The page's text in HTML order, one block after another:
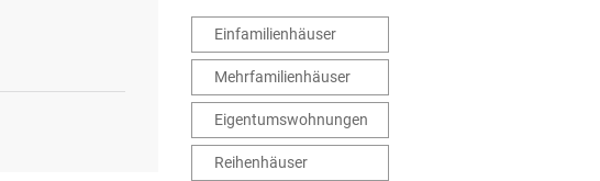
Einfamilienhäuser
Mehrfamilienhäuser
Eigentumswohnungen
Reihenhäuser